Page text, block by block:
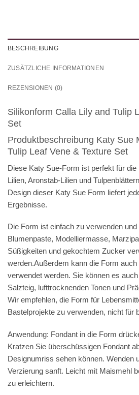
BESCHREIBUNG
ZUSÄTZLICHE INFORMATIONEN
REZENSIONEN (0)
Silikonform Calla Lily and Tulip
Set
Produktbeschreibung Katy Sue
Tulip Leaf Vene & Texture Set
Diese Katy Sue-Form ist perfekt für
Lilien, Aronstab-Lilien und
Design dieser Katy Sue Form liefert
Ergebnisse.
Die Form ist einfach zu verwenden
Blumenpaste, Modelliermasse,
Süßigkeiten und gekochtem Zucker
werden.Außerdem kann die Form
verwendet werden. Sie können es
Salzteig, lufttrocknenden Tonen und
Wir empfehlen, die Form für
Bastelprojekte zu verwenden, nicht für
Anwendung: Fondant in die Form
Kratzen Sie überschüssigen Fondant
Designumriss sehen können. Wenden
Verzierung sanft. Leicht mit Maismehl
zu erleichtern.